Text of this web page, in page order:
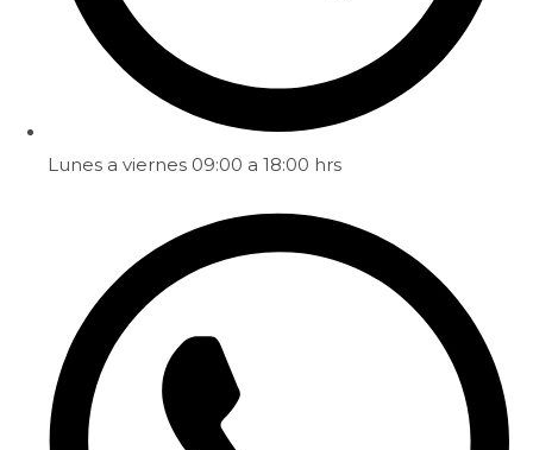
Lunes a viernes 09:00 a 18:00 hrs